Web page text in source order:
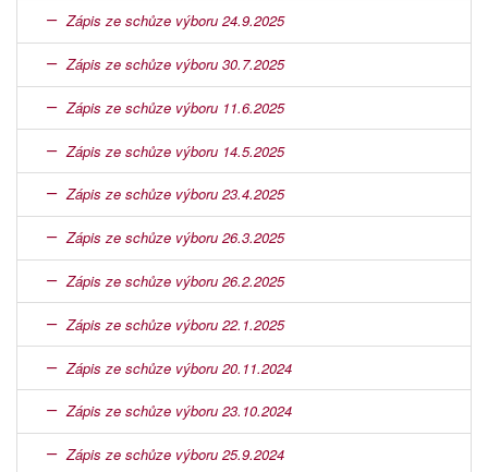
Zápis ze schůze výboru 24.9.2025
Zápis ze schůze výboru 30.7.2025
Zápis ze schůze výboru 11.6.2025
Zápis ze schůze výboru 14.5.2025
Zápis ze schůze výboru 23.4.2025
Zápis ze schůze výboru 26.3.2025
Zápis ze schůze výboru 26.2.2025
Zápis ze schůze výboru 22.1.2025
Zápis ze schůze výboru 20.11.2024
Zápis ze schůze výboru 23.10.2024
Zápis ze schůze výboru 25.9.2024